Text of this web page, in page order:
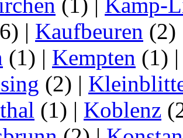
(1) | Kamp-
| Kaufbeuren (2)
(1) | Kempten (1)
(2) |
(1) | Koblenz